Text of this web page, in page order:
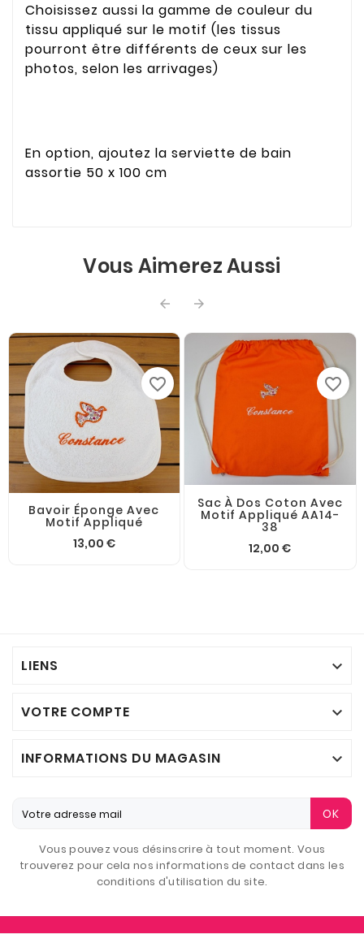
Choisissez aussi la gamme de couleur du
tissu appliqué sur le motif (les tissus
pourront être différents de ceux sur les
photos, selon les arrivages)
En option, ajoutez la serviette de bain
assortie 50 x 100 cm
Vous Aimerez Aussi
 
Bavoir Éponge Avec
Motif Appliqué
13,00 €
favorite_border
Sac À Dos Coton Avec
Motif Appliqué AA14-
38
12,00 €
favorite_border
LIENS 
VOTRE COMPTE 
INFORMATIONS DU MAGASIN 
OK
Vous pouvez vous désinscrire à tout moment. Vous
trouverez pour cela nos informations de contact dans les
conditions d'utilisation du site.